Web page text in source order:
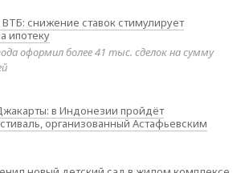
снижение ставок стимулирует
ипотеку
оформил более 41 тыс. сделок на сумму
в Индонезии пройдёт
организованный Астафьевским